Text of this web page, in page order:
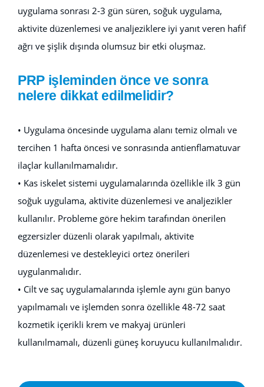
uygulama sonrası 2-3 gün süren, soğuk uygulama,
aktivite düzenlemesi ve analjeziklere iyi yanıt veren hafif
ağrı ve şişlik dışında olumsuz bir etki oluşmaz.
PRP işleminden önce ve sonra
nelere dikkat edilmelidir?
• Uygulama öncesinde uygulama alanı temiz olmalı ve
tercihen 1 hafta öncesi ve sonrasında antienflamatuvar
ilaçlar kullanılmamalıdır.
• Kas iskelet sistemi uygulamalarında özellikle ilk 3 gün
soğuk uygulama, aktivite düzenlemesi ve analjezikler
kullanılır. Probleme göre hekim tarafından önerilen
egzersizler düzenli olarak yapılmalı, aktivite
düzenlemesi ve destekleyici ortez önerileri
uygulanmalıdır.
• Cilt ve saç uygulamalarında işlemle aynı gün banyo
yapılmamalı ve işlemden sonra özellikle 48-72 saat
kozmetik içerikli krem ve makyaj ürünleri
kullanılmamalı, düzenli güneş koruyucu kullanılmalıdır.